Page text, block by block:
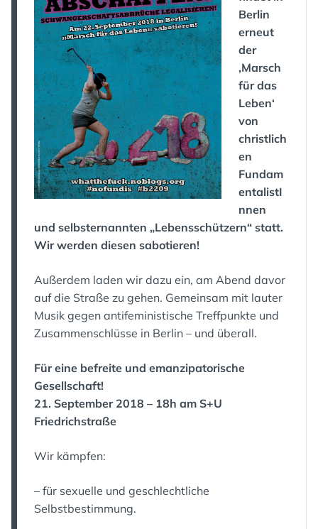
Berlin
erneut
der
‚Marsch
für das
Leben‘
von
christlich
en
Fundam
entalistI
nnen
und selbsternannten „Lebensschützern“ statt.
Wir werden diesen sabotieren!
Außerdem laden wir dazu ein, am Abend davor
auf die Straße zu gehen. Gemeinsam mit lauter
Musik gegen antifeministische Treffpunkte und
Zusammenschlüsse in Berlin – und überall.
Für eine befreite und emanzipatorische
Gesellschaft!
21. September 2018 – 18h am S+U
Friedrichstraße
Wir kämpfen:
– für sexuelle und geschlechtliche
Selbstbestimmung.